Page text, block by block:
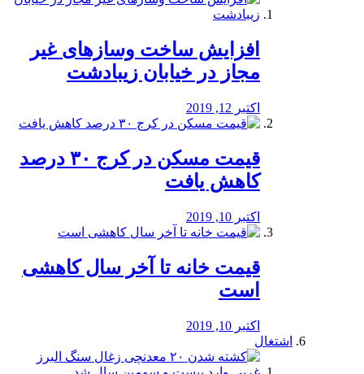
افزایش ساخت وسازهای غیر
مجاز در خیابان زیبادشت
اکتبر 12, 2019
️قیمت مسکن در کرج ۳۰ درصد
کاهش یافت
اکتبر 10, 2019
قیمت خانه تا آخر سال کاهشی
است
اکتبر 10, 2019
اشتغال